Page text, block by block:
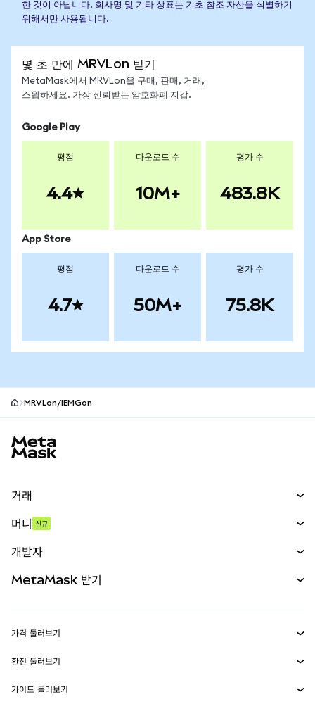
한 것이 아닙니다. 회사명 및 기타 상표는 기초 참조 자산을 식별하기
위해서만 사용됩니다.
몇 초 만에 MRVLon 받기
MetaMask에서 MRVLon을 구매, 판매, 거래,
스왑하세요. 가장 신뢰받는 암호화폐 지갑.
Google Play
평점
4.4
다운로드 수
10M+
평가 수
483.8K
App Store
평점
4.7
다운로드 수
50M+
평가 수
75.8K
MRVLon/IEMGon
거래
무기한 선물
실물자산
머니 신규
개발자
MetaMask Connect
Snaps
MetaMask 받기
보안
가격 둘러보기
이더리움 가격
솔라나 가격
환전 둘러보기
ETH를 USD로 환전
가이드 둘러보기